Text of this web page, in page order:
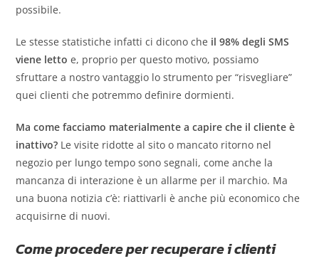
possibile.
Le stesse statistiche infatti ci dicono che il 98% degli SMS
viene letto e, proprio per questo motivo, possiamo
sfruttare a nostro vantaggio lo strumento per “risvegliare”
quei clienti che potremmo definire dormienti.
Ma come facciamo materialmente a capire che il cliente è
inattivo? Le visite ridotte al sito o mancato ritorno nel
negozio per lungo tempo sono segnali, come anche la
mancanza di interazione è un allarme per il marchio. Ma
una buona notizia c’è: riattivarli è anche più economico che
acquisirne di nuovi.
Come procedere per recuperare i clienti